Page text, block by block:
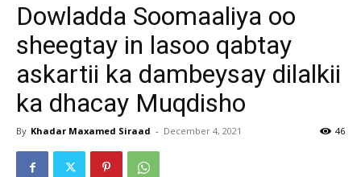
(RM)
Dowladda Soomaaliya oo
sheegtay in lasoo qabtay
askartii ka dambeysay dilalkii
ka dhacay Muqdisho
By Khadar Maxamed Siraad - December 4, 2021 46